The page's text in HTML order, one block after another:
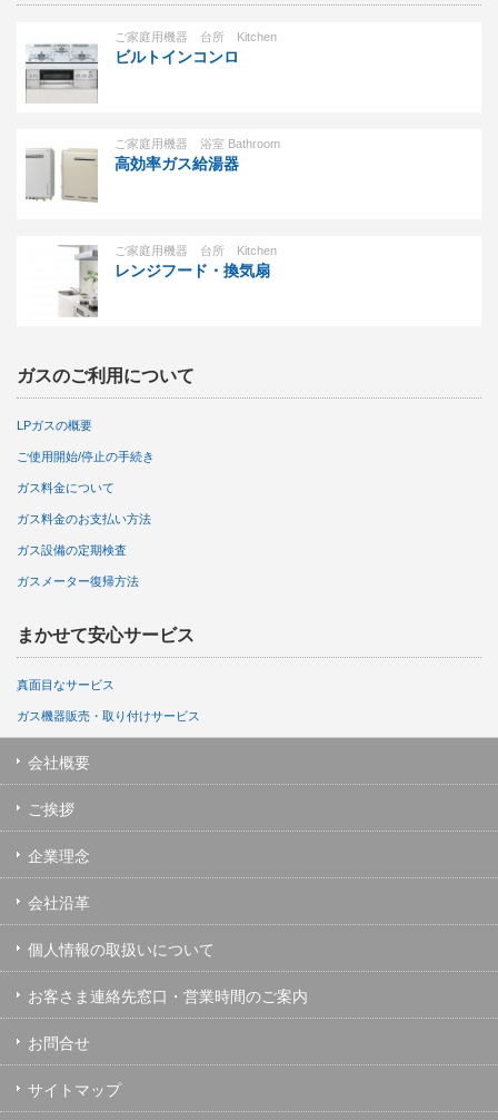
ご家庭用機器 台所 Kitchen
ビルトインコンロ
ご家庭用機器 浴室 Bathroom
高効率ガス給湯器
ご家庭用機器 台所 Kitchen
レンジフード・換気扇
ガスのご利用について
LPガスの概要
ご使用開始/停止の手続き
ガス料金について
ガス料金のお支払い方法
ガス設備の定期検査
ガスメーター復帰方法
まかせて安心サービス
真面目なサービス
ガス機器販売・取り付けサービス
会社概要
ご挨拶
企業理念
会社沿革
個人情報の取扱いについて
お客さま連絡先窓口・営業時間のご案内
お問合せ
サイトマップ